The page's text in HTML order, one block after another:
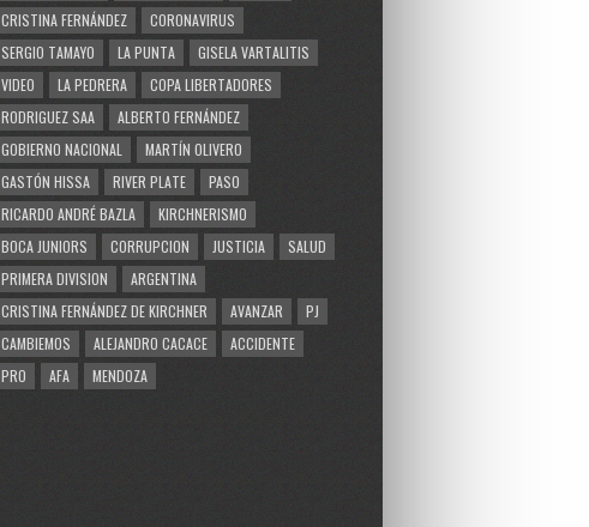
CRISTINA FERNÁNDEZ
CORONAVIRUS
SERGIO TAMAYO
LA PUNTA
GISELA VARTALITIS
VIDEO
LA PEDRERA
COPA LIBERTADORES
RODRIGUEZ SAA
ALBERTO FERNÁNDEZ
GOBIERNO NACIONAL
MARTÍN OLIVERO
GASTÓN HISSA
RIVER PLATE
PASO
RICARDO ANDRÉ BAZLA
KIRCHNERISMO
BOCA JUNIORS
CORRUPCION JUSTICIA
SALUD
PRIMERA DIVISION
ARGENTINA
CRISTINA FERNÁNDEZ DE KIRCHNER
AVANZAR
PJ
CAMBIEMOS
ALEJANDRO CACACE
ACCIDENTE
PRO
AFA MENDOZA